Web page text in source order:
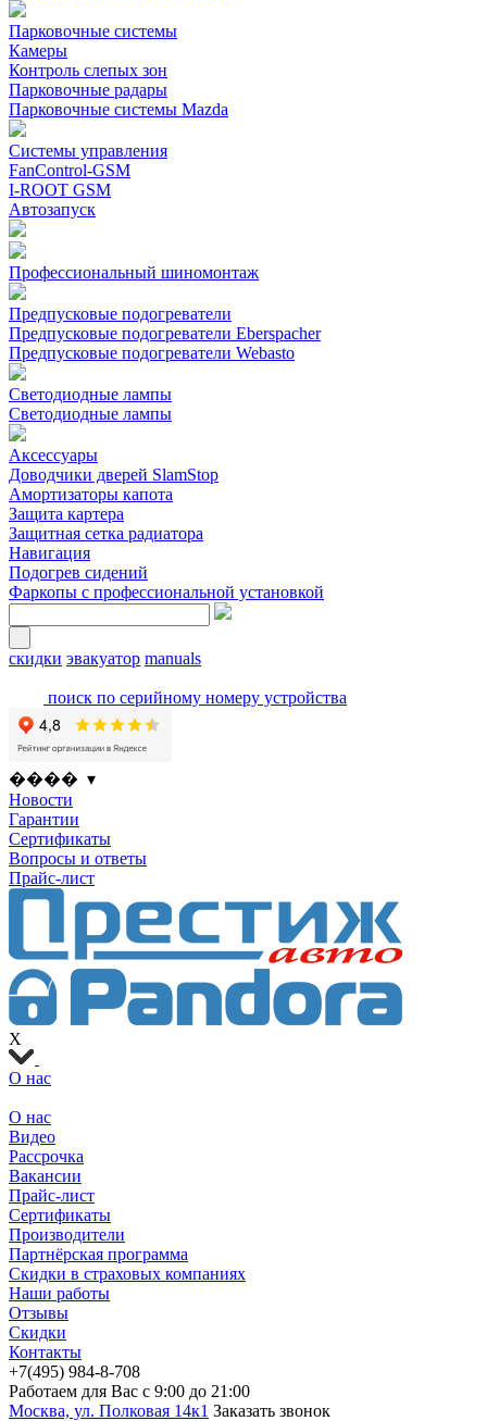
Парковочные системы
Камеры
Контроль слепых зон
Парковочные радары
Парковочные системы Mazda
Системы управления
FanControl-GSM
I-ROOT GSM
Автозапуск
Профессиональный шиномонтаж
Предпусковые подогреватели
Предпусковые подогреватели Eberspacher
Предпусковые подогреватели Webasto
Светодиодные лампы
Светодиодные лампы
Аксессуары
Доводчики дверей SlamStop
Амортизаторы капота
Защита картера
Защитная сетка радиатора
Навигация
Подогрев сидений
Фаркопы с профессиональной установкой
скидки эвакуатор manuals
поиск по серийному номеру устройства
���� ▾
Новости
Гарантии
Сертификаты
Вопросы и ответы
Прайс-лист
X
О нас
О нас
Видео
Рассрочка
Вакансии
Прайс-лист
Сертификаты
Производители
Партнёрская программа
Скидки в страховых компаниях
Наши работы
Отзывы
Скидки
Контакты
+7(495) 984-8-708
Работаем для Вас с 9:00 до 21:00
Москва, ул. Полковая 14к1 Заказать звонок